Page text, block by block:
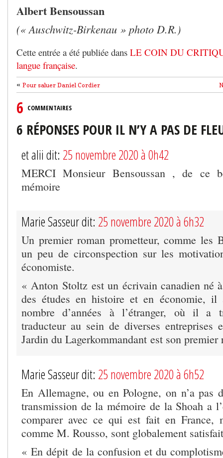
Albert Bensoussan
(« Auschwitz-Birkenau » photo D.R.)
Cette entrée a été publiée dans LE COIN DU
langue française.
« Pour saluer Daniel Cordier
6 COMMENTAIRES
6 RÉPONSES POUR IL N’Y A PAS DE
et alii dit: 25 novembre 2020 à 0h42
MERCI Monsieur Bensoussan , de ce
mémoire
Marie Sasseur dit: 25 novembre 2020 à 6h32
Un premier roman prometteur, comme les
un peu de circonspection sur les
économiste.
« Anton Stoltz est un écrivain canadien né
des études en histoire et en économie, il
nombre d’années à l’étranger, où il a
traducteur au sein de diverses entreprises
Jardin du Lagerkommandant est son premier
Marie Sasseur dit: 25 novembre 2020 à 6h52
En Allemagne, ou en Pologne, on n’a pas
transmission de la mémoire de la Shoah a
comparer avec ce qui est fait en France,
comme M. Rousso, sont globalement
« En dépit de la confusion et du